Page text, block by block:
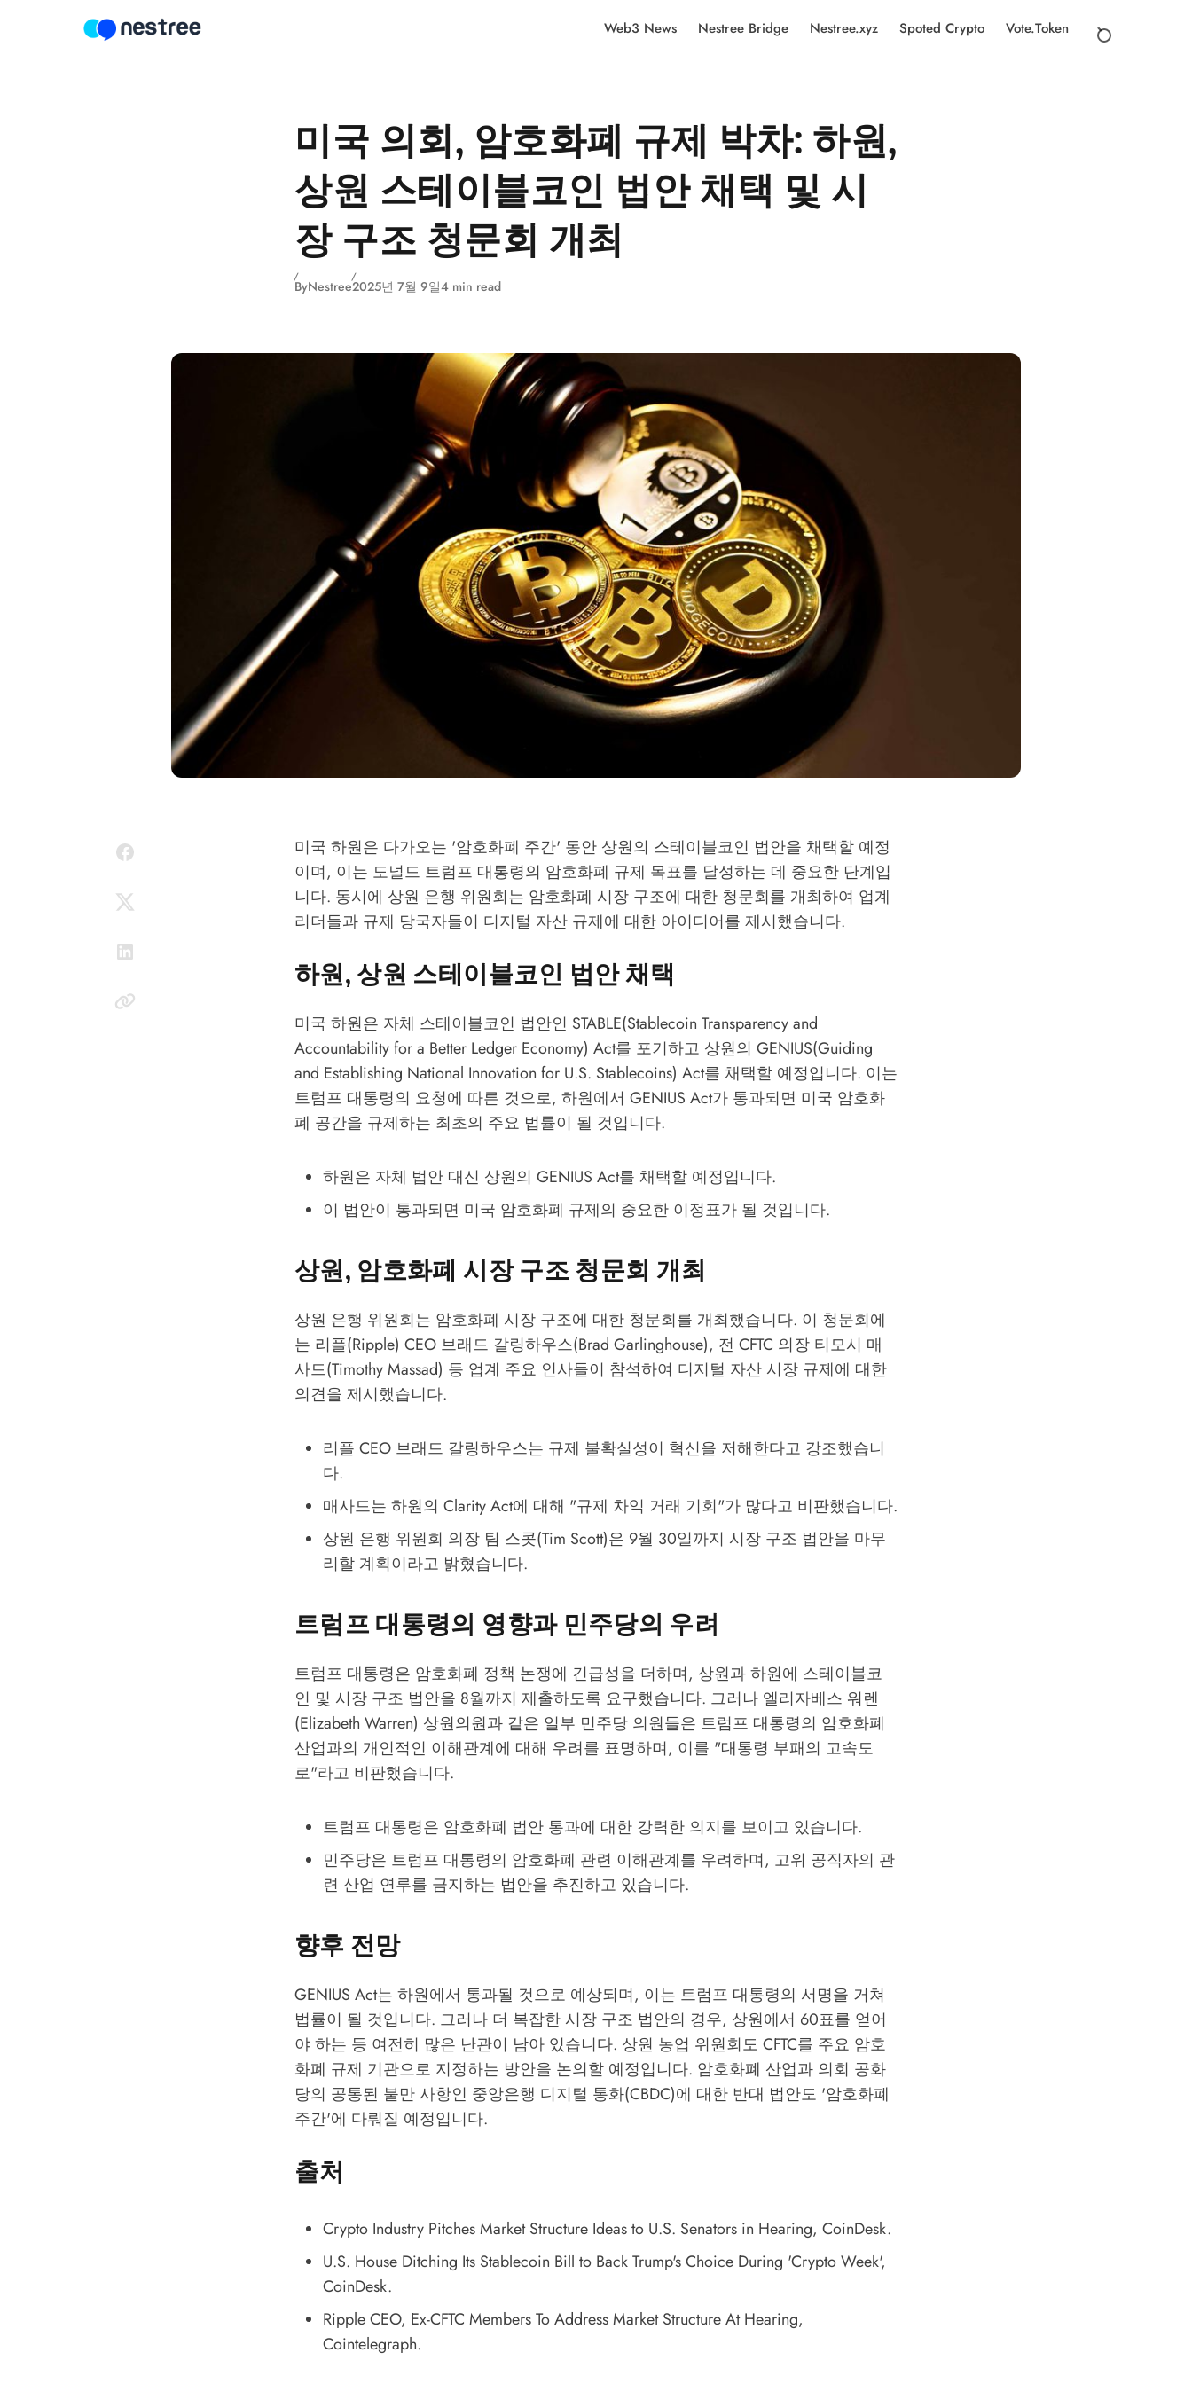
Web3 News Nestree Bridge Nestree.xyz Spoted Crypto Vote.Token
미국 의회, 암호화폐 규제 박차: 하원,
상원 스테이블코인 법안 채택 및 시
장 구조 청문회 개최
ByNestree2025년 7월 9일4 min read
미국 하원은 다가오는 '암호화폐 주간' 동안 상원의 스테이블코인 법안을 채택할 예정
이며, 이는 도널드 트럼프 대통령의 암호화폐 규제 목표를 달성하는 데 중요한 단계입
니다. 동시에 상원 은행 위원회는 암호화폐 시장 구조에 대한 청문회를 개최하여 업계
리더들과 규제 당국자들이 디지털 자산 규제에 대한 아이디어를 제시했습니다.
하원, 상원 스테이블코인 법안 채택
미국 하원은 자체 스테이블코인 법안인 STABLE(Stablecoin Transparency and
Accountability for a Better Ledger Economy) Act를 포기하고 상원의 GENIUS(Guiding
and Establishing National Innovation for U.S. Stablecoins) Act를 채택할 예정입니다. 이는
트럼프 대통령의 요청에 따른 것으로, 하원에서 GENIUS Act가 통과되면 미국 암호화
폐 공간을 규제하는 최초의 주요 법률이 될 것입니다.
하원은 자체 법안 대신 상원의 GENIUS Act를 채택할 예정입니다.
이 법안이 통과되면 미국 암호화폐 규제의 중요한 이정표가 될 것입니다.
상원, 암호화폐 시장 구조 청문회 개최
상원 은행 위원회는 암호화폐 시장 구조에 대한 청문회를 개최했습니다. 이 청문회에
는 리플(Ripple) CEO 브래드 갈링하우스(Brad Garlinghouse), 전 CFTC 의장 티모시 매
사드(Timothy Massad) 등 업계 주요 인사들이 참석하여 디지털 자산 시장 규제에 대한
의견을 제시했습니다.
리플 CEO 브래드 갈링하우스는 규제 불확실성이 혁신을 저해한다고 강조했습니
다.
매사드는 하원의 Clarity Act에 대해 "규제 차익 거래 기회"가 많다고 비판했습니다.
상원 은행 위원회 의장 팀 스콧(Tim Scott)은 9월 30일까지 시장 구조 법안을 마무
리할 계획이라고 밝혔습니다.
트럼프 대통령의 영향과 민주당의 우려
트럼프 대통령은 암호화폐 정책 논쟁에 긴급성을 더하며, 상원과 하원에 스테이블코
인 및 시장 구조 법안을 8월까지 제출하도록 요구했습니다. 그러나 엘리자베스 워렌
(Elizabeth Warren) 상원의원과 같은 일부 민주당 의원들은 트럼프 대통령의 암호화폐
산업과의 개인적인 이해관계에 대해 우려를 표명하며, 이를 "대통령 부패의 고속도
로"라고 비판했습니다.
트럼프 대통령은 암호화폐 법안 통과에 대한 강력한 의지를 보이고 있습니다.
민주당은 트럼프 대통령의 암호화폐 관련 이해관계를 우려하며, 고위 공직자의 관
련 산업 연루를 금지하는 법안을 추진하고 있습니다.
향후 전망
GENIUS Act는 하원에서 통과될 것으로 예상되며, 이는 트럼프 대통령의 서명을 거쳐
법률이 될 것입니다. 그러나 더 복잡한 시장 구조 법안의 경우, 상원에서 60표를 얻어
야 하는 등 여전히 많은 난관이 남아 있습니다. 상원 농업 위원회도 CFTC를 주요 암호
화폐 규제 기관으로 지정하는 방안을 논의할 예정입니다. 암호화폐 산업과 의회 공화
당의 공통된 불만 사항인 중앙은행 디지털 통화(CBDC)에 대한 반대 법안도 '암호화폐
주간'에 다뤄질 예정입니다.
출처
Crypto Industry Pitches Market Structure Ideas to U.S. Senators in Hearing, CoinDesk.
U.S. House Ditching Its Stablecoin Bill to Back Trump's Choice During 'Crypto Week',
CoinDesk.
Ripple CEO, Ex-CFTC Members To Address Market Structure At Hearing,
Cointelegraph.